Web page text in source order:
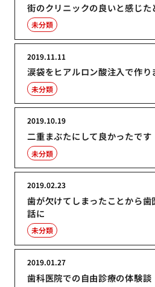
街のクリニックの良いと感じた
未分類
涙袋をヒアルロン酸注入で作り
2019.11.11
未分類
二重まぶたにして良かったです
2019.10.19
未分類
歯が欠けてしまったことから
話に
2019.02.23
未分類
歯科医院での自由診療の体験談
2019.01.27